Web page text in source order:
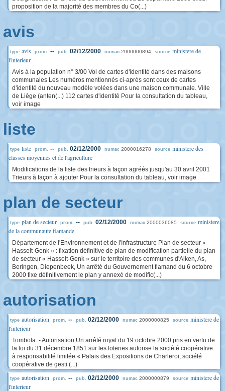
proposition de la majorité des membres du Co(...)
avis
type avis prom. -- pub. 02/12/2000 numac 2000000894 source ministere de
l'interieur
Avis à la population n° 3/00 Vol de cartes d'identité dans des maisons
communales Les numéros mentionnés ci-après sont ceux de cartes
d'identité du nouveau modèle volées dans une maison communale. Ville
de Liège (anten(...) 112 cartes d'identité Pour la consultation du tableau,
voir image
liste
type liste prom. -- pub. 02/12/2000 numac 2000016278 source ministere des
classes moyennes et de l'agriculture
Modifications de la liste des trieurs à façon agréés jusqu'au 30 avril 2001
Trieurs à façon à ajouter Pour la consultation du tableau, voir image
plan de secteur
type plan de secteur prom. -- pub. 02/12/2000 numac 2000036085 source ministere
de la communaute flamande
Département de l'Environnement et de l'Infrastructure Plan de secteur «
Hasselt-Genk » : fixation définitive de plan de modification partielle du plan
de secteur « Hasselt-Genk » sur le territoire des communes d'Alken, As,
Beringen, Diepenbeek, Un arrêté du Gouvernement flamand du 6 octobre
2000 fixe définitivement le plan y annexé de modific(...)
autorisation
type autorisation prom. -- pub. 02/12/2000 numac 2000000825 source ministere de
l'interieur
Tombola. - Autorisation Un arrêté royal du 19 octobre 2000 pris en vertu de
la loi du 31 décembre 1851 sur les loteries autorise la société coopérative
à responsabilité limitée « Palais des Expositions de Charleroi, société
coopérative de gesti (...)
type autorisation prom. -- pub. 02/12/2000 numac 2000000879 source ministere de
l'interieur